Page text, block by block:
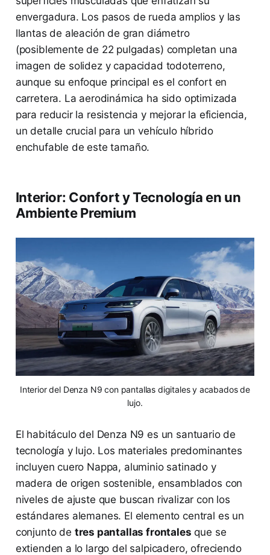
envergadura. Los pasos de rueda amplios y las
llantas de aleación de gran diámetro
(posiblemente de 22 pulgadas) completan una
imagen de solidez y capacidad todoterreno,
aunque su enfoque principal es el confort en
carretera. La aerodinámica ha sido optimizada
para reducir la resistencia y mejorar la eficiencia,
un detalle crucial para un vehículo híbrido
enchufable de este tamaño.
Interior: Confort y Tecnología en un
Ambiente Premium
Interior del Denza N9 con pantallas digitales y acabados de
lujo.
El habitáculo del Denza N9 es un santuario de
tecnología y lujo. Los materiales predominantes
incluyen cuero Nappa, aluminio satinado y
madera de origen sostenible, ensamblados con
niveles de ajuste que buscan rivalizar con los
estándares alemanes. El elemento central es un
conjunto de tres pantallas frontales que se
extienden a lo largo del salpicadero, ofreciendo